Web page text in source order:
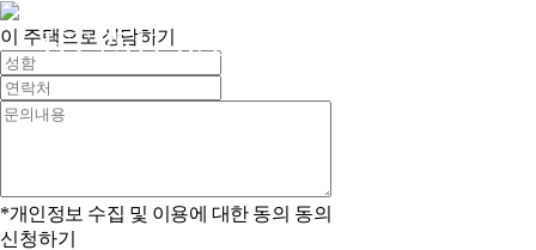
HT-2511-62C
이 주택으로 상담하기
*개인정보 수집 및 이용에 대한 동의 동의
신청하기